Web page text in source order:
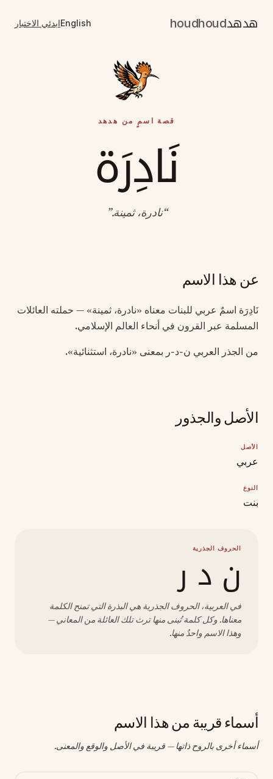
هدهدhoudhoud
Englishابدئي الاختبار
قصة اسمٍ من هدهد
نَادِرَة
“نادرة، ثمينة.”
عن هذا الاسم
نَادِرَة اسمٌ عربي للبنات معناه «نادرة، ثمينة» — حملته العائلات
المسلمة عبر القرون في أنحاء العالم الإسلامي.
من الجذر العربي ن-د-ر بمعنى «نادرة، استثنائية».
الأصل والجذور
الأصل
عربي
النوع
بنت
الحروف الجذرية
ن د ر
في العربية، الحروف الجذرية هي البذرة التي تمنح الكلمة
معناها. وكل كلمة تُبنى منها ترث تلك العائلة من المعاني —
وهذا الاسم واحدٌ منها.
أسماء قريبة من هذا الاسم
أسماء أخرى بالروح ذاتها — قريبة في الأصل والوقع والمعنى.